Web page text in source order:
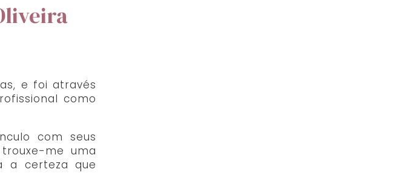
e foi através
como
com seus
me uma
a certeza que